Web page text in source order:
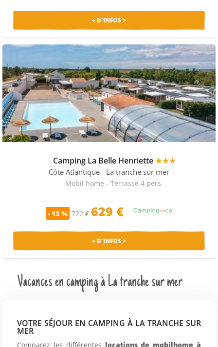
+ D'INFOS >
Camping La Belle Henriette★★★
Côte Atlantique - La tranche sur mer
Mobil home - Terrasse 4 pers.
- 13 % 722 € 629 €
+ D'INFOS >
Vacances en camping à La tranche sur mer
VOTRE SÉJOUR EN CAMPING À LA TRANCHE SUR
MER
Comparez les différentes locations de mobilhome à